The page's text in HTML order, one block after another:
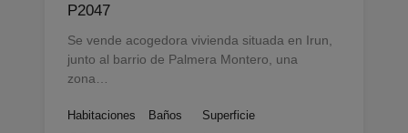
P2047
Se vende acogedora vivienda situada en Irun,
junto al barrio de Palmera Montero, una
zona…
Habitaciones Baños Superficie